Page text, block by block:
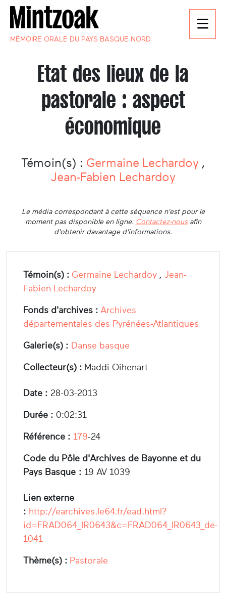
MÉMOIRE ORALE DU PAYS BASQUE NORD
Etat des lieux de la
pastorale : aspect
économique
Témoin(s) : Germaine Lechardoy ,
Jean-Fabien Lechardoy
Le média correspondant à cette séquence n'est pour le
moment pas disponible en ligne. Contactez-nousafin
d'obtenir davantage d'informations.
Témoin(s) : Germaine Lechardoy , Jean-
Fabien Lechardoy
Fonds d'archives : Archives
départementales des Pyrénées-Atlantiques
Galerie(s) : Danse basque
Collecteur(s) : Maddi Oihenart
Date : 28-03-2013
Durée : 0:02:31
Référence : 179-24
Code du Pôle d'Archives de Bayonne et du
Pays Basque : 19 AV 1039
Lien externe
: http://earchives.le64.fr/ead.html?
id=FRAD064_IR0643&c=FRAD064_IR0643_de-
1041
Thème(s) : Pastorale